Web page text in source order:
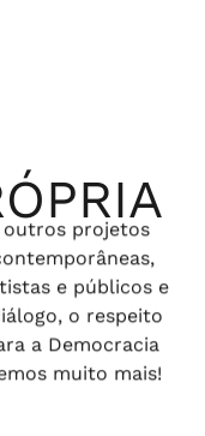
outros projetos
e públicos e
o respeito
a Democracia
muito mais!